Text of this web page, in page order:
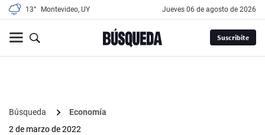
13° Montevideo, UY jueves 06 de agosto de 2026
Suscribite
Búsqueda
Economía
2 de marzo de 2022